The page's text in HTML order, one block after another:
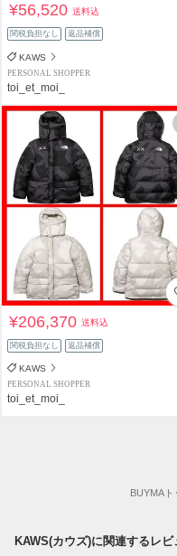
¥56,520送料込
関税負担なし 返品補償
KAWS
PERSONAL SHOPPER
toi_et_moi_
¥206,370送料込
関税負担なし 返品補償
KAWS
PERSONAL SHOPPER
toi_et_moi_
BUYMAト
KAWS(カウズ)に関連するレビ